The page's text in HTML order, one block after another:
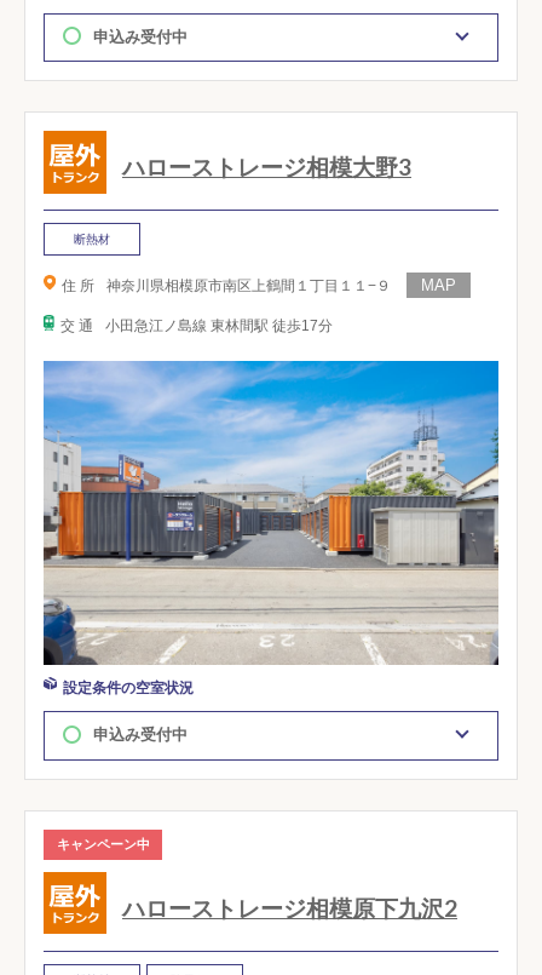
申込み受付中
ハローストレージ相模大野3
断熱材
住 所 神奈川県相模原市南区上鶴間１丁目１１−９
交 通 小田急江ノ島線 東林間駅 徒歩17分
設定条件の空室状況
申込み受付中
キャンペーン中
ハローストレージ相模原下九沢2